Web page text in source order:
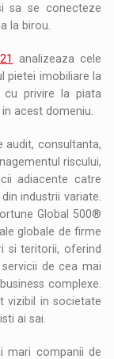
sa se conecteze
la birou.
analizeaza cele
pietei imobiliare la
privire la piata
acest domeniu.
audit, consultanta,
riscului,
adiacente catre
industrii variate.
Global 500®
globale de firme
si teritorii, oferind
de cea mai
complexe.
vizibil in societate
ai sai.
mari companii de